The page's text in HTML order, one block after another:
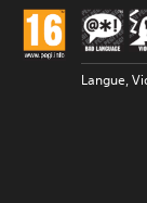
Langue,